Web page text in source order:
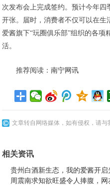
次发布会上完成签约。预计今年
开张。届时，消费者不仅可以在生
爱酱旗下“玩圈俱乐部”组织的各项
活。
推荐阅读：南宁网讯
文章转自网络媒体，如有侵权，请与
相关资讯
贵州白酒新生态，我的爱酱开
周震南求知欲旺盛令人捧腹，